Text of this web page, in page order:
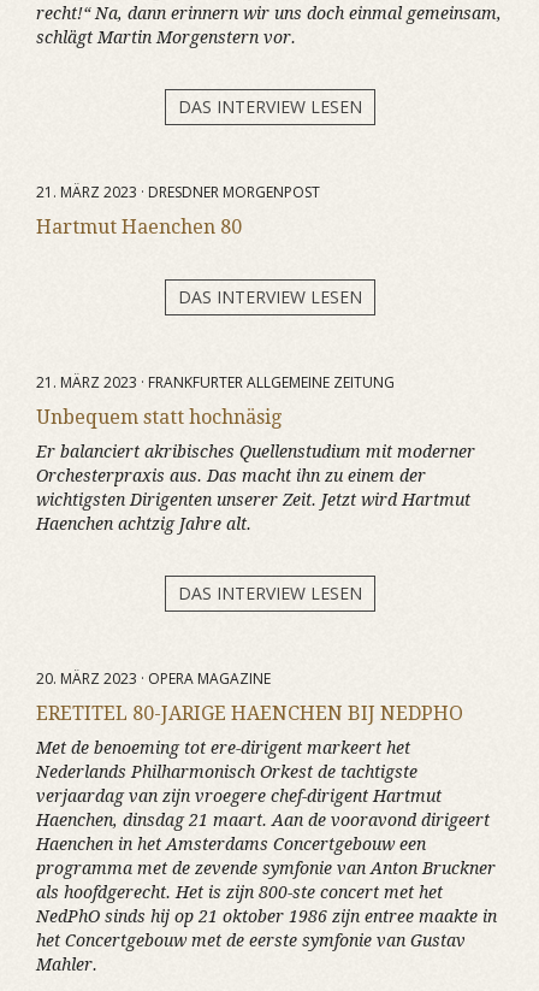
recht!“ Na, dann erinnern wir uns doch einmal gemeinsam,
schlägt Martin Morgenstern vor.
DAS INTERVIEW LESEN
21. MÄRZ 2023 · DRESDNER MORGENPOST
Hartmut Haenchen 80
DAS INTERVIEW LESEN
21. MÄRZ 2023 · FRANKFURTER ALLGEMEINE ZEITUNG
Unbequem statt hochnäsig
Er balanciert akribisches Quellenstudium mit moderner
Orchesterpraxis aus. Das macht ihn zu einem der
wichtigsten Dirigenten unserer Zeit. Jetzt wird Hartmut
Haenchen achtzig Jahre alt.
DAS INTERVIEW LESEN
20. MÄRZ 2023 · OPERA MAGAZINE
ERETITEL 80-JARIGE HAENCHEN BIJ NEDPHO
Met de benoeming tot ere-dirigent markeert het
Nederlands Philharmonisch Orkest de tachtigste
verjaardag van zijn vroegere chef-dirigent Hartmut
Haenchen, dinsdag 21 maart. Aan de vooravond dirigeert
Haenchen in het Amsterdams Concertgebouw een
programma met de zevende symfonie van Anton Bruckner
als hoofdgerecht. Het is zijn 800-ste concert met het
NedPhO sinds hij op 21 oktober 1986 zijn entree maakte in
het Concertgebouw met de eerste symfonie van Gustav
Mahler.